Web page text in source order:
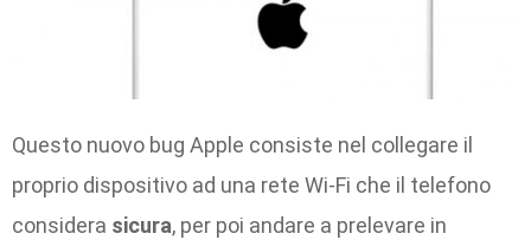
Questo nuovo bug Apple consiste nel collegare il
proprio dispositivo ad una rete Wi-Fi che il telefono
considera sicura, per poi andare a prelevare in